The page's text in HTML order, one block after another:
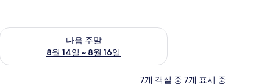
월 9일
다음 주말
8월 14일 ~ 8월 16일
다음 주말 예약 가능 여부 확인, 8월 14일 ~ 8월 16일
7개 객실 중 7개 표시 중